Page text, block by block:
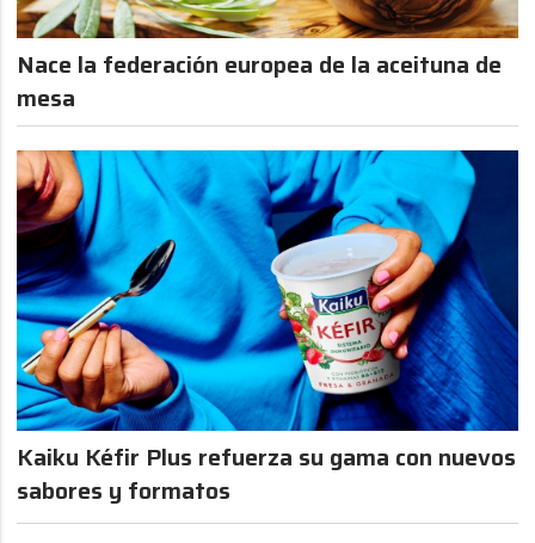
Nace la federación europea de la aceituna de
mesa
Kaiku Kéfir Plus refuerza su gama con nuevos
sabores y formatos